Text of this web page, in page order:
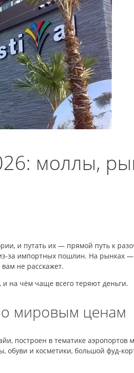
моллы,
и путать их — прямой путь к
за импортных пошлин. На рынках
не расскажет.
и на чём чаще всего теряют деньги.
мировым ценам
построен в тематике
и косметики, большой фуд-